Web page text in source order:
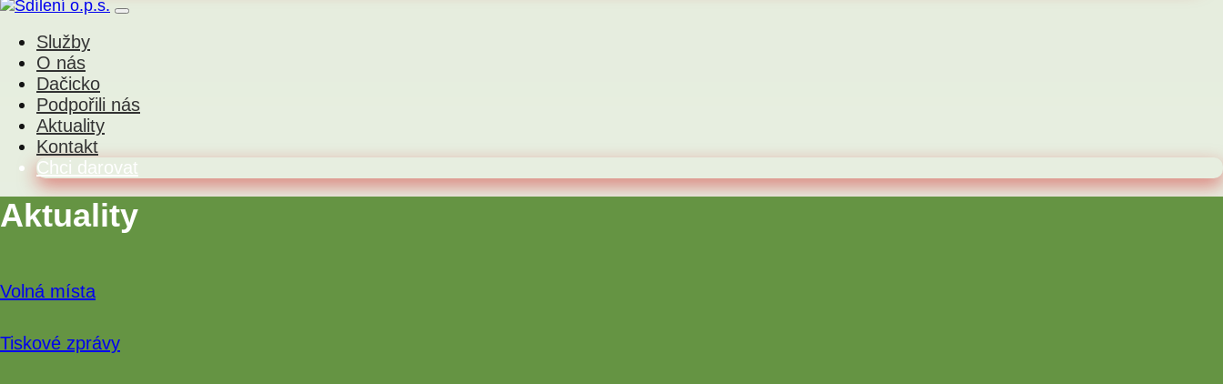
Služby
O nás
Dačicko
Podpořili nás
Aktuality
Kontakt
Chci darovat
Aktuality
Volná místa
Tiskové zprávy